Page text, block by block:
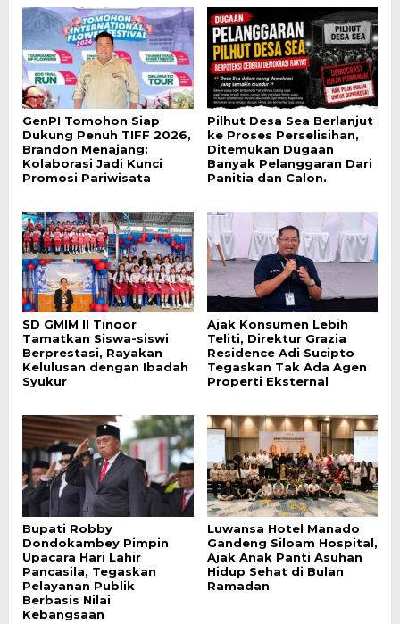
GenPI Tomohon Siap
Dukung Penuh TIFF 2026,
Brandon Menajang:
Kolaborasi Jadi Kunci
Promosi Pariwisata
Pilhut Desa Sea Berlanjut
ke Proses Perselisihan,
Ditemukan Dugaan
Banyak Pelanggaran Dari
Panitia dan Calon.
SD GMIM II Tinoor
Tamatkan Siswa-siswi
Berprestasi, Rayakan
Kelulusan dengan Ibadah
Syukur
Ajak Konsumen Lebih
Teliti, Direktur Grazia
Residence Adi Sucipto
Tegaskan Tak Ada Agen
Properti Eksternal
Bupati Robby
Dondokambey Pimpin
Upacara Hari Lahir
Pancasila, Tegaskan
Pelayanan Publik
Berbasis Nilai
Kebangsaan
Luwansa Hotel Manado
Gandeng Siloam Hospital,
Ajak Anak Panti Asuhan
Hidup Sehat di Bulan
Ramadan